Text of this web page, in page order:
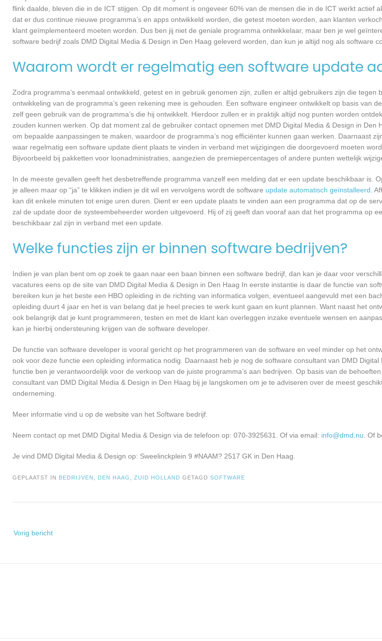
flink daalde, bleven die in de ICT stijgen. Op dit moment is ongeveer 60% van de mensen die in de ICT werkt actief
dat er dus continue nieuwe programma’s en apps ontwikkeld worden, die getest moeten worden, aan klanten
klant geïmplementeerd moeten worden. Dus ben jij niet de geniale programma ontwikkelaar, maar ben je wel
software bedrijf zoals DMD Digital Media & Design in Den Haag geleverd worden, dan kun je altijd nog als software
Waarom wordt er regelmatig een software update
Zodra programma’s eenmaal ontwikkeld, getest en in gebruik genomen zijn, zullen er altijd gebruikers zijn die tegen
ontwikkeling van de programma’s geen rekening mee is gehouden. Een software engineer ontwikkelt op basis van
zelf geen gebruik van de programma’s die hij ontwikkelt. Hierdoor zullen er in praktijk altijd nog punten worden
zouden kunnen werken. Op dat moment zal de gebruiker contact opnemen met DMD Digital Media & Design in Den
om bepaalde aanpassingen te maken, waardoor de programma’s nog efficiënter kunnen gaan werken. Daarnaast
waar regelmatig een software update dient plaats te vinden in verband met wijzigingen die doorgevoerd moeten
Bijvoorbeeld bij pakketten voor loonadministraties, aangezien de premiepercentages of andere punten wettelijk
In de meeste gevallen geeft het desbetreffende programma vanzelf een melding dat er een update beschikbaar is.
je alleen maar op “ja” te klikken indien je dit wil en vervolgens wordt de software update automatisch geïnstalleerd .
kan dit enkele minuten tot enige uren duren. Dient er een update plaats te vinden aan een programma dat op de
zal de update door de systeembeheerder worden uitgevoerd. Hij of zij geeft dan vooraf aan dat het programma op
beschikbaar zal zijn in verband met een update.
Welke functies zijn er binnen software bedrijven?
Indien je van plan bent om op zoek te gaan naar een baan binnen een software bedrijf, dan kan je daar voor
vacatures eens op de site van DMD Digital Media & Design in Den Haag In eerste instantie is daar de functie van
bereiken kun je het beste een HBO opleiding in de richting van informatica volgen, eventueel aangevuld met een
opleiding duurt 4 jaar en het is van belang dat je heel precies te werk kunt gaan en kunt plannen. Want naast het
ook belangrijk dat je kunt programmeren, testen en met de klant kan overleggen inzake eventuele wensen en
kan je hierbij ondersteuning krijgen van de software developer.
De functie van software developer is vooral gericht op het programmeren van de software en veel minder op het
ook voor deze functie een opleiding informatica nodig. Daarnaast heb je nog de software consultant van DMD
functie ben je verantwoordelijk voor de verkoop van de juiste programma’s aan bedrijven. Op basis van de
consultant van DMD Digital Media & Design in Den Haag bij je langskomen om je te adviseren over de meest
onderneming.
Meer informatie vind u op de website van het Software bedrijf.
Neem contact op met DMD Digital Media & Design via de telefoon op: 070-3925631. Of via email: info@dmd.nu . Of
Je vind DMD Digital Media & Design op: Sweelinckplein 9 #NAAM? 2517 GK in Den Haag.
GEPLAATST IN BEDRIJVEN DEN HAAG ZUID HOLLAND GETAGD SOFTWARE
navigatie
Vorig bericht